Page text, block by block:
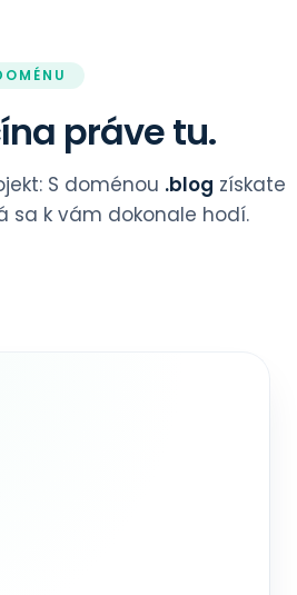
práve tu.
S doménou .blog získate
sa k vám dokonale hodí.